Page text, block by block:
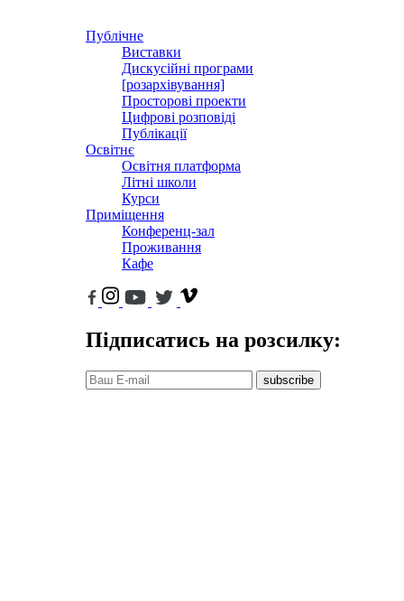
Публічне
Виставки
Дискусійні програми
[розархівування]
Просторові проекти
Цифрові розповіді
Публікації
Освітнє
Освітня платформа
Літні школи
Курси
Приміщення
Конференц-зал
Проживання
Кафе
Підписатись на розсилку:
subscribe